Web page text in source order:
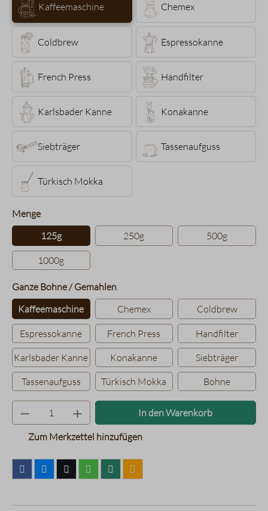
Kaffeemaschine Chemex
Coldbrew Espressokanne
French Press Handfilter
Karlsbader Kanne Konakanne
Siebträger Tassenaufguss
Türkisch Mokka
Mengeauswählen
125g
250g 500g
1000g
Ganze Bohne / Gemahlenauswählen
Kaffeemaschine
Chemex Coldbrew
Espressokanne French Press
Handfilter
Karlsbader Kanne
Konakanne
Siebträger
Tassenaufguss
Türkisch Mokka Bohne
Produkt Anzahl: Gib den
In den Warenkorb
Zum Merkzettel hinzufügen